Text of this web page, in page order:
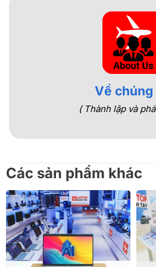
Về chúng
( Thành lập và
Các sản phẩm khác